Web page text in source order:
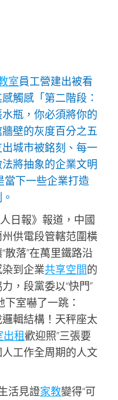
室員工營建出被看
觸感「第二階段：
瓶，你必須將你的
壁的灰度百分之五
城市被銘刻、每一
將抽象的企業文明
當下一些企業打造
人日報》報道，中國
供電段管轄范圍橫
散落”在萬里鐵路沿
到企業共享空間的
，段黨委以“快門”
室嚇了一跳：
邏輯結構！天秤座太
出租歡迎照”三張要
工作全周期的人文
活見證家教變得“可